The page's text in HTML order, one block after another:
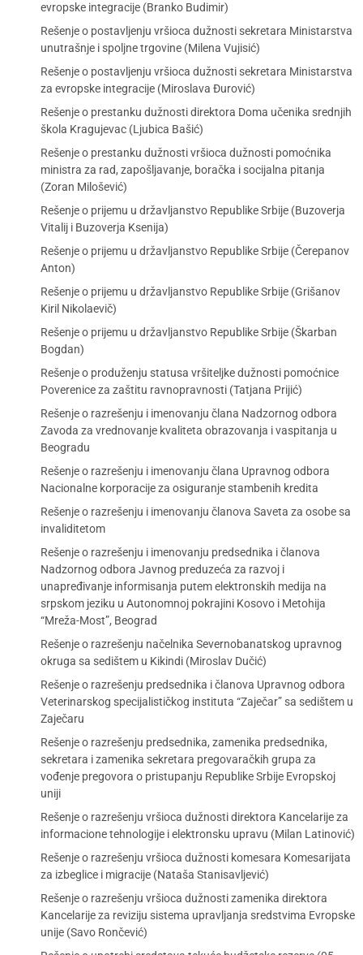
evropske integracije (Branko Budimir)
Rešenje o postavljenju vršioca dužnosti sekretara Ministarstva
unutrašnje i spoljne trgovine (Milena Vujisić)
Rešenje o postavljenju vršioca dužnosti sekretara Ministarstva
za evropske integracije (Miroslava Đurović)
Rešenje o prestanku dužnosti direktora Doma učenika srednjih
škola Kragujevac (Ljubica Bašić)
Rešenje o prestanku dužnosti vršioca dužnosti pomoćnika
ministra za rad, zapošljavanje, boračka i socijalna pitanja
(Zoran Milošević)
Rešenje o prijemu u državljanstvo Republike Srbije (Buzoverja
Vitalij i Buzoverja Ksenija)
Rešenje o prijemu u državljanstvo Republike Srbije (Čerepanov
Anton)
Rešenje o prijemu u državljanstvo Republike Srbije (Grišanov
Kiril Nikolaevič)
Rešenje o prijemu u državljanstvo Republike Srbije (Škarban
Bogdan)
Rešenje o produženju statusa vršiteljke dužnosti pomoćnice
Poverenice za zaštitu ravnopravnosti (Tatjana Prijić)
Rešenje o razrešenju i imenovanju člana Nadzornog odbora
Zavoda za vrednovanje kvaliteta obrazovanja i vaspitanja u
Beogradu
Rešenje o razrešenju i imenovanju člana Upravnog odbora
Nacionalne korporacije za osiguranje stambenih kredita
Rešenje o razrešenju i imenovanju članova Saveta za osobe sa
invaliditetom
Rešenje o razrešenju i imenovanju predsednika i članova
Nadzornog odbora Javnog preduzeća za razvoj i
unapređivanje informisanja putem elektronskih medija na
srpskom jeziku u Autonomnoj pokrajini Kosovo i Metohija
“Mreža-Most”, Beograd
Rešenje o razrešenju načelnika Severnobanatskog upravnog
okruga sa sedištem u Kikindi (Miroslav Dučić)
Rešenje o razrešenju predsednika i članova Upravnog odbora
Veterinarskog specijalističkog instituta “Zaječar” sa sedištem u
Zaječaru
Rešenje o razrešenju predsednika, zamenika predsednika,
sekretara i zamenika sekretara pregovaračkih grupa za
vođenje pregovora o pristupanju Republike Srbije Evropskoj
uniji
Rešenje o razrešenju vršioca dužnosti direktora Kancelarije za
informacione tehnologije i elektronsku upravu (Milan Latinović)
Rešenje o razrešenju vršioca dužnosti komesara Komesarijata
za izbeglice i migracije (Nataša Stanisavljević)
Rešenje o razrešenju vršioca dužnosti zamenika direktora
Kancelarije za reviziju sistema upravljanja sredstvima Evropske
unije (Savo Rončević)